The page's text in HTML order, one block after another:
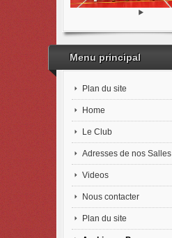
Menu principal
Plan du site
Home
Le Club
Adresses de nos Salles
Videos
Nous contacter
Plan du site